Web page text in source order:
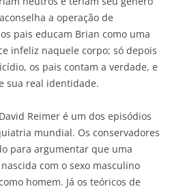
a operação de
pais educam Brian como uma
infeliz naquele corpo; só depois
os pais contam a verdade, e
sua real identidade.
Reimer é um dos episódios
mundial. Os conservadores
para argumentar que uma
com o sexo masculino
homem. Já os teóricos de